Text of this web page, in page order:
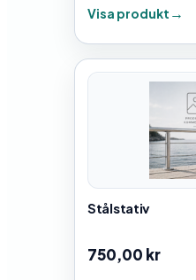
Visa produkt
Stålstativ
750,00 kr